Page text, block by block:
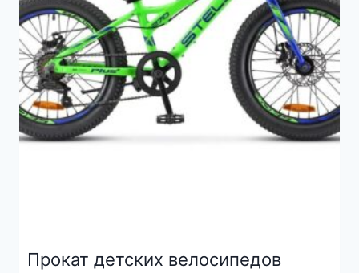
Прокат детских велосипедов